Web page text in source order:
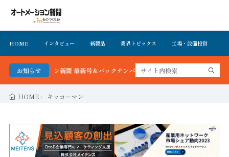
HOME インタビュー 新製品 業界トピックス 工場・設備投資
お知らせ
ーション新聞 最新号＆バックナンバーを無料で公開中 詳細はこちら
HOME キッコーマン